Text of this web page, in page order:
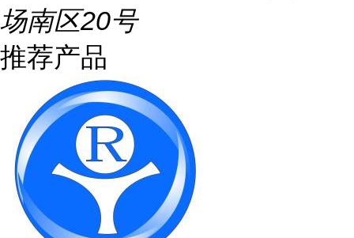
场南区20号
推荐产品